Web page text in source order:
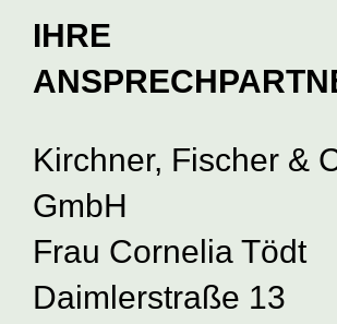
IHRE
Kirchner, Fischer &
GmbH
Frau Cornelia Tödt
Daimlerstraße 13